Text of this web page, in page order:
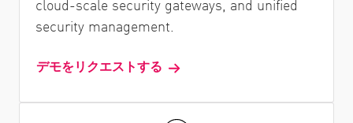
cloud-scale security gateways, and unified
security management.
デモをリクエストする